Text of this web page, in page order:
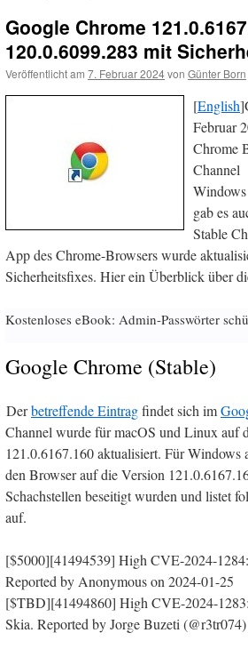
Google Chrome
120.0.6099.283 mit
Veröffentlicht am 7. Februar 2024von Günter Born
[English
Februar
Chrome
Channel
gab es
Stable
App des Chrome-Browsers wurde
Sicherheitsfixes. Hier ein Überblick über
Kostenloses eBook: Admin-Passwörter
Google Chrome (Stable)
Derbetreffende Eintragfindet sich im
Channel wurde für macOS und Linux auf
121.0.6167.160 aktualisiert. Für Windows
den Browser auf die Version
Schachstellen beseitigt wurden und listet
auf.
[$5000][41494539] High CVE-2024-
Reported by Anonymous on 2024-01-25
[$TBD][41494860] High CVE-2024-
Skia. Reported by Jorge Buzeti